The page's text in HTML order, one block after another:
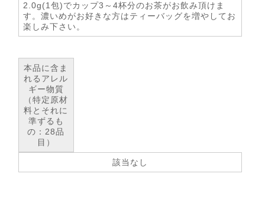
2.0g(1包)でカップ3～4杯分のお茶がお飲み頂けま
す。濃いめがお好きな方はティーバッグを増やしてお
楽しみ下さい。
本品に含ま
れるアレル
ギー物質
（特定原材
料とそれに
準ずるも
の：28品
目）
該当なし